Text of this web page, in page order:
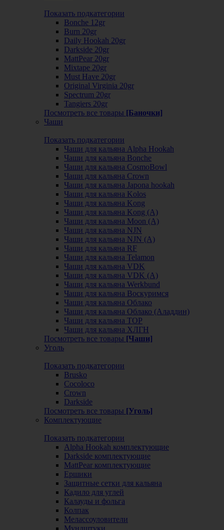
Показать подкатегории
Bonche 12gr
Burn 20gr
Daily Hookah 20gr
Darkside 20gr
MattPear 20gr
Mixtape 20gr
Must Have 20gr
Original Virginia 20gr
Spectrum 20gr
Tangiers 20gr
Посмотреть все товары [Баночки]
Чаши
Показать подкатегории
Чаши для кальяна Alpha Hookah
Чаши для кальяна Bonche
Чаши для кальяна CosmoBowl
Чаши для кальяна Crown
Чаши для кальяна Japona hookah
Чаши для кальяна Kolos
Чаши для кальяна Kong
Чаши для кальяна Kong (A)
Чаши для кальяна Moon (А)
Чаши для кальяна NJN
Чаши для кальяна NJN (А)
Чаши для кальяна RF
Чаши для кальяна Telamon
Чаши для кальяна VDK
Чаши для кальяна VDK (А)
Чаши для кальяна Werkbund
Чаши для кальяна Воскуримся
Чаши для кальяна Облако
Чаши для кальяна Облако (Аладдин)
Чаши для кальяна ТОР
Чаши для кальяна ХЛГН
Посмотреть все товары [Чаши]
Уголь
Показать подкатегории
Brusko
Cocoloco
Crown
Darkside
Посмотреть все товары [Уголь]
Комплектующие
Показать подкатегории
Alpha Hookah комплектующие
Darkside комплектующие
MattPear комплектующие
Ершики
Защитные сетки для кальяна
Кадило для углей
Калауды и фольга
Колпак
Мелассоуловители
Мундштуки